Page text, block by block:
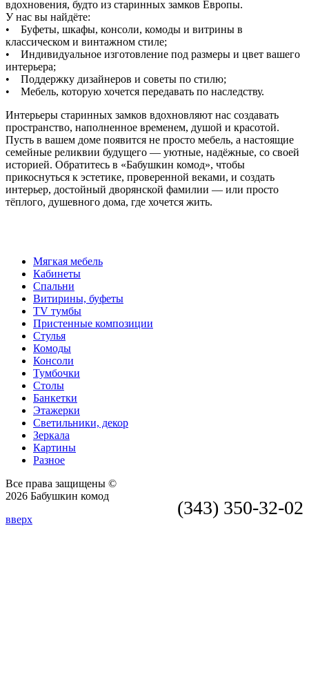
вдохновения, будто из старинных замков Европы.
У нас вы найдёте:
• Буфеты, шкафы, консоли, комоды и витрины в
классическом и винтажном стиле;
• Индивидуальное изготовление под размеры и цвет вашего
интерьера;
• Поддержку дизайнеров и советы по стилю;
• Мебель, которую хочется передавать по наследству.
Интерьеры старинных замков вдохновляют нас создавать
пространство, наполненное временем, душой и красотой.
Пусть в вашем доме появится не просто мебель, а настоящие
семейные реликвии будущего — уютные, надёжные, со своей
историей. Обратитесь в «Бабушкин комод», чтобы
прикоснуться к эстетике, проверенной веками, и создать
интерьер, достойный дворянской фамилии — или просто
тёплого, душевного дома, где хочется жить.
Мягкая мебель
Кабинеты
Спальни
Витирины, буфеты
TV тумбы
Пристенные композиции
Стулья
Комоды
Консоли
Тумбочки
Столы
Банкетки
Этажерки
Светильники, декор
Зеркала
Картины
Разное
(343) 350-32-02
Все права защищены ©
2026 Бабушкин комод
вверх